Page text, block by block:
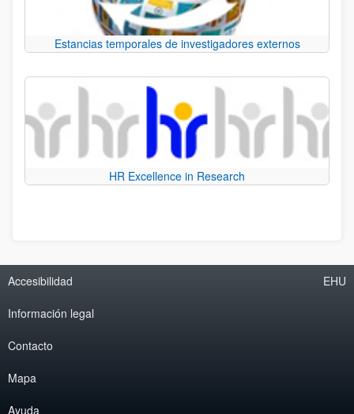
Estancias temporales de investigadores externos
HR Excellence in Research
Accesibilidad
Información legal
Contacto
Mapa
Ayuda
EHU